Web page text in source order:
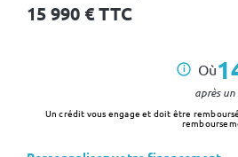
15 990 € TTC
i Où
après
Un crédit vous engage et doit être